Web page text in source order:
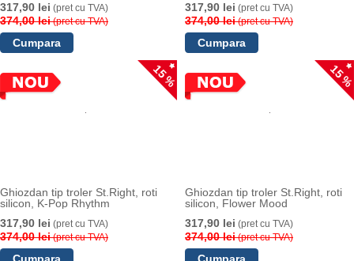
317,90 lei (pret cu TVA)
374,00 lei(pret cu TVA)
317,90 lei (pret cu TVA)
374,00 lei(pret cu TVA)
15 %
Ghiozdan tip troler St.Right, roti
silicon, K-Pop Rhythm
317,90 lei (pret cu TVA)
374,00 lei(pret cu TVA)
15 %
Ghiozdan tip troler St.Right, roti
silicon, Flower Mood
317,90 lei (pret cu TVA)
374,00 lei(pret cu TVA)